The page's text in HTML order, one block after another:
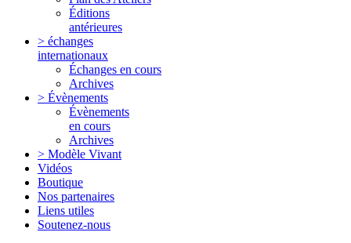
Éditions
antérieures
> échanges
internationaux
Échanges en cours
Archives
> Évènements
Évènements
en cours
Archives
> Modèle Vivant
Vidéos
Boutique
Nos partenaires
Liens utiles
Soutenez-nous